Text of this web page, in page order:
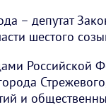
– депутат
шестого
Российской
и